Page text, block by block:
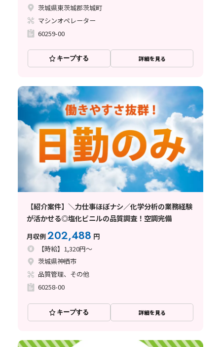
茨城県東茨城郡茨城町
マシンオペレーター
60259-00
キープする 詳細を見る
【紹介案件】＼力仕事ほぼナシ／化学分析の業務経験
が活かせる◎塩化ビニルの品質調査！空調完備
月収例202,488 円
【時給】1,320円～
茨城県神栖市
品質管理、その他
60258-00
キープする 詳細を見る